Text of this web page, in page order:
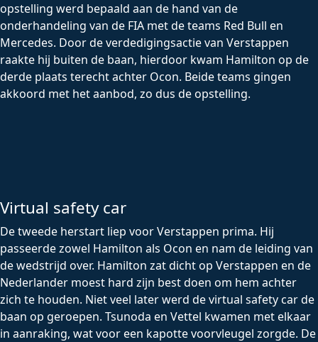
opstelling werd bepaald aan de hand van de
onderhandeling van de FIA met de teams Red Bull en
Mercedes. Door de verdedigingsactie van Verstappen
raakte hij buiten de baan, hierdoor kwam Hamilton op de
derde plaats terecht achter Ocon. Beide teams gingen
akkoord met het aanbod, zo dus de opstelling.
Virtual safety car
De tweede herstart liep voor Verstappen prima. Hij
passeerde zowel Hamilton als Ocon en nam de leiding van
de wedstrijd over. Hamilton zat dicht op Verstappen en de
Nederlander moest hard zijn best doen om hem achter
zich te houden. Niet veel later werd de virtual safety car de
baan op geroepen. Tsunoda en Vettel kwamen met elkaar
in aanraking, wat voor een kapotte voorvleugel zorgde. De